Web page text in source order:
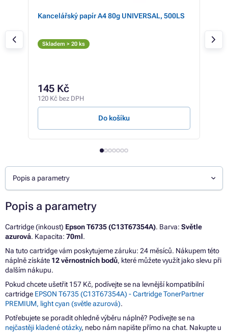
Kancelářský papír A4 80g UNIVERSAL, 500LS
Skladem > 20 ks
145 Kč
120 Kč bez DPH
Do košíku
Popis a parametry
Popis a parametry
Cartridge (inkoust) Epson T6735 (C13T67354A). Barva: Světle
azurová. Kapacita: 70ml.
Na tuto cartridge vám poskytujeme záruku: 24 měsíců. Nákupem této
náplně získáte 12 věrnostních bodů, které můžete využít jako slevu při
dalším nákupu.
Pokud chcete ušetřit 157 Kč, podívejte se na levnější kompatibilní
cartridge EPSON T6735 (C13T67354A) - Cartridge TonerPartner
PREMIUM, light cyan (světle azurová).
Potřebujete se poradit ohledně výběru náplně? Podívejte se na
nejčastěji kladené otázky, nebo nám napište přímo na chat. Nakupte u